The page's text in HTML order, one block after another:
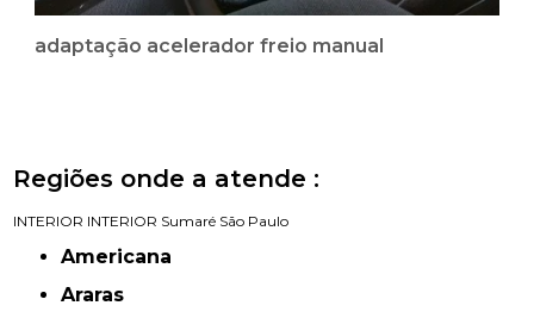
adaptação acelerador freio manual
Regiões onde a atende :
INTERIOR INTERIOR Sumaré São Paulo
Americana
Araras